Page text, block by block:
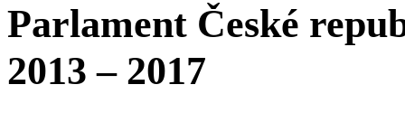
Parlament České
2013 – 2017